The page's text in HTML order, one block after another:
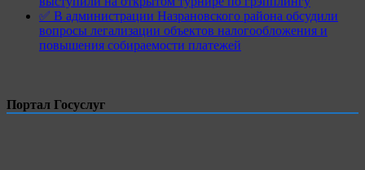
✅ В администрации Назрановского района обсудили
вопросы легализации объектов налогообложения и
повышения собираемости платежей
Портал Госуслуг